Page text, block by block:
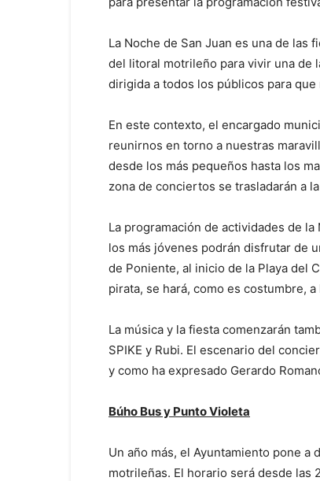
La Noche de San Juan es una de las
del litoral motrileño para vivir una de
dirigida a todos los públicos para
En este contexto, el encargado
reunirnos en torno a nuestras
desde los más pequeños hasta los
zona de conciertos se trasladarán a
La programación de actividades de
los más jóvenes podrán disfrutar de
de Poniente, al inicio de la Playa del
pirata, se hará, como es costumbre,
La música y la fiesta comenzarán
SPIKE y Rubi. El escenario del
y como ha expresado Gerardo
Búho Bus y Punto Violeta
Un año más, el Ayuntamiento pone
motrileñas. El horario será desde las